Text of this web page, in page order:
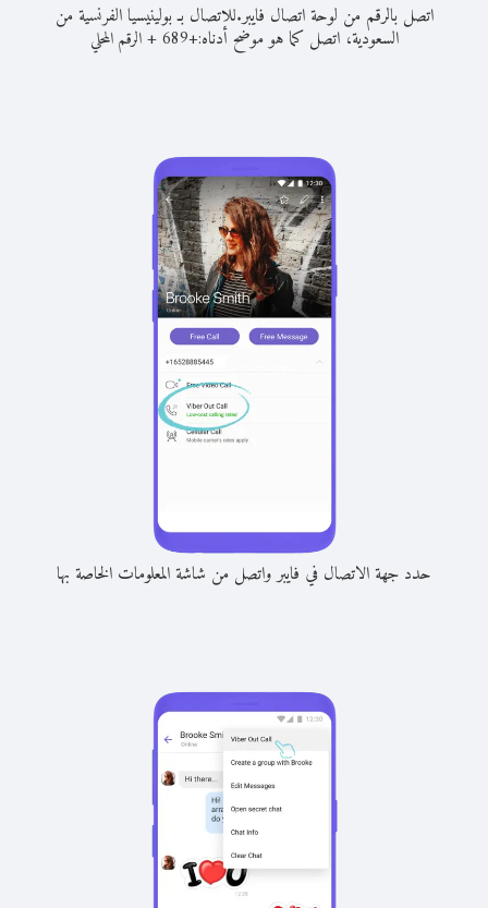
اتصل بالرقم من لوحة اتصال فايبر.للاتصال بـ بولينيسيا الفرنسية من
السعودية، اتصل كما هو موضح أدناه:+
689
+الرقم المحلي
حدد جهة الاتصال في فايبر واتصل من شاشة المعلومات الخاصة بها